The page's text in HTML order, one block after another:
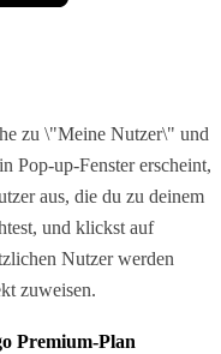
zu \"Meine Nutzer\" und
Pop-up-Fenster erscheint,
aus, die du zu deinem
und klickst auf
Nutzer werden
zuweisen.
Premium-Plan